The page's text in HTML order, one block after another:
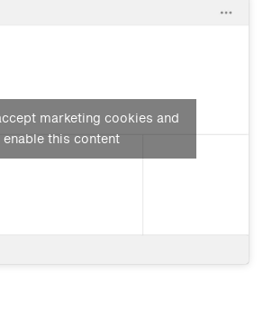
marketing cookies and
enable this content